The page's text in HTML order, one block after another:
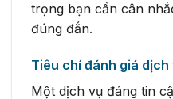
trọng bạn cần cân
đúng đắn.
Tiêu chí đánh giá
Một dịch vụ đáng tin